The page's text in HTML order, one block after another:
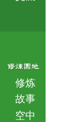
修炼
故事
空中